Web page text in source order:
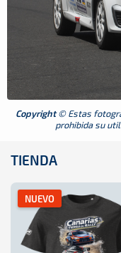
Copyright© Estas
prohibida su
TIENDA
NUEVO